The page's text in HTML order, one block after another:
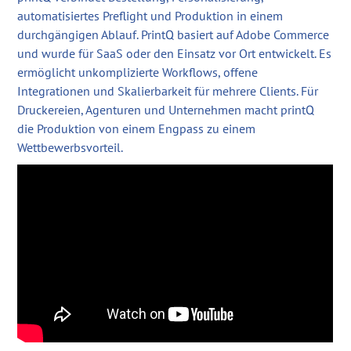
automatisiertes Preflight und Produktion in einem
durchgängigen Ablauf. PrintQ basiert auf Adobe Commerce
und wurde für SaaS oder den Einsatz vor Ort entwickelt. Es
ermöglicht unkomplizierte Workflows, offene
Integrationen und Skalierbarkeit für mehrere Clients. Für
Druckereien, Agenturen und Unternehmen macht printQ
die Produktion von einem Engpass zu einem
Wettbewerbsvorteil.